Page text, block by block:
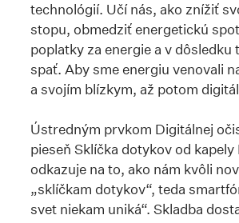
technológií. Učí nás, ako znížiť
stopu, obmedziť energetickú
poplatky za energie a v dôsledku
spať. Aby sme energiu venovali
a svojím blízkym, až potom
Ústredným prvkom Digitálnej
pieseň Sklíčka dotykov od
odkazuje na to, ako nám kvôli
„sklíčkam dotykov“, teda
svet niekam uniká“. Skladba